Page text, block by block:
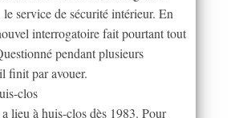
service de sécurité intérieur. En
interrogatoire fait pourtant tout
pendant plusieurs
finit par avouer.
clos
lieu à huis-clos dès 1983. Pour